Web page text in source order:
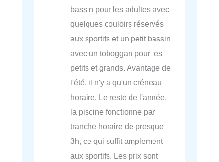
bassin pour les adultes avec
quelques couloirs réservés
aux sportifs et un petit bassin
avec un toboggan pour les
petits et grands. Avantage de
l'été, il n'y a qu'un créneau
horaire. Le reste de l'année,
la piscine fonctionne par
tranche horaire de presque
3h, ce qui suffit amplement
aux sportifs. Les prix sont